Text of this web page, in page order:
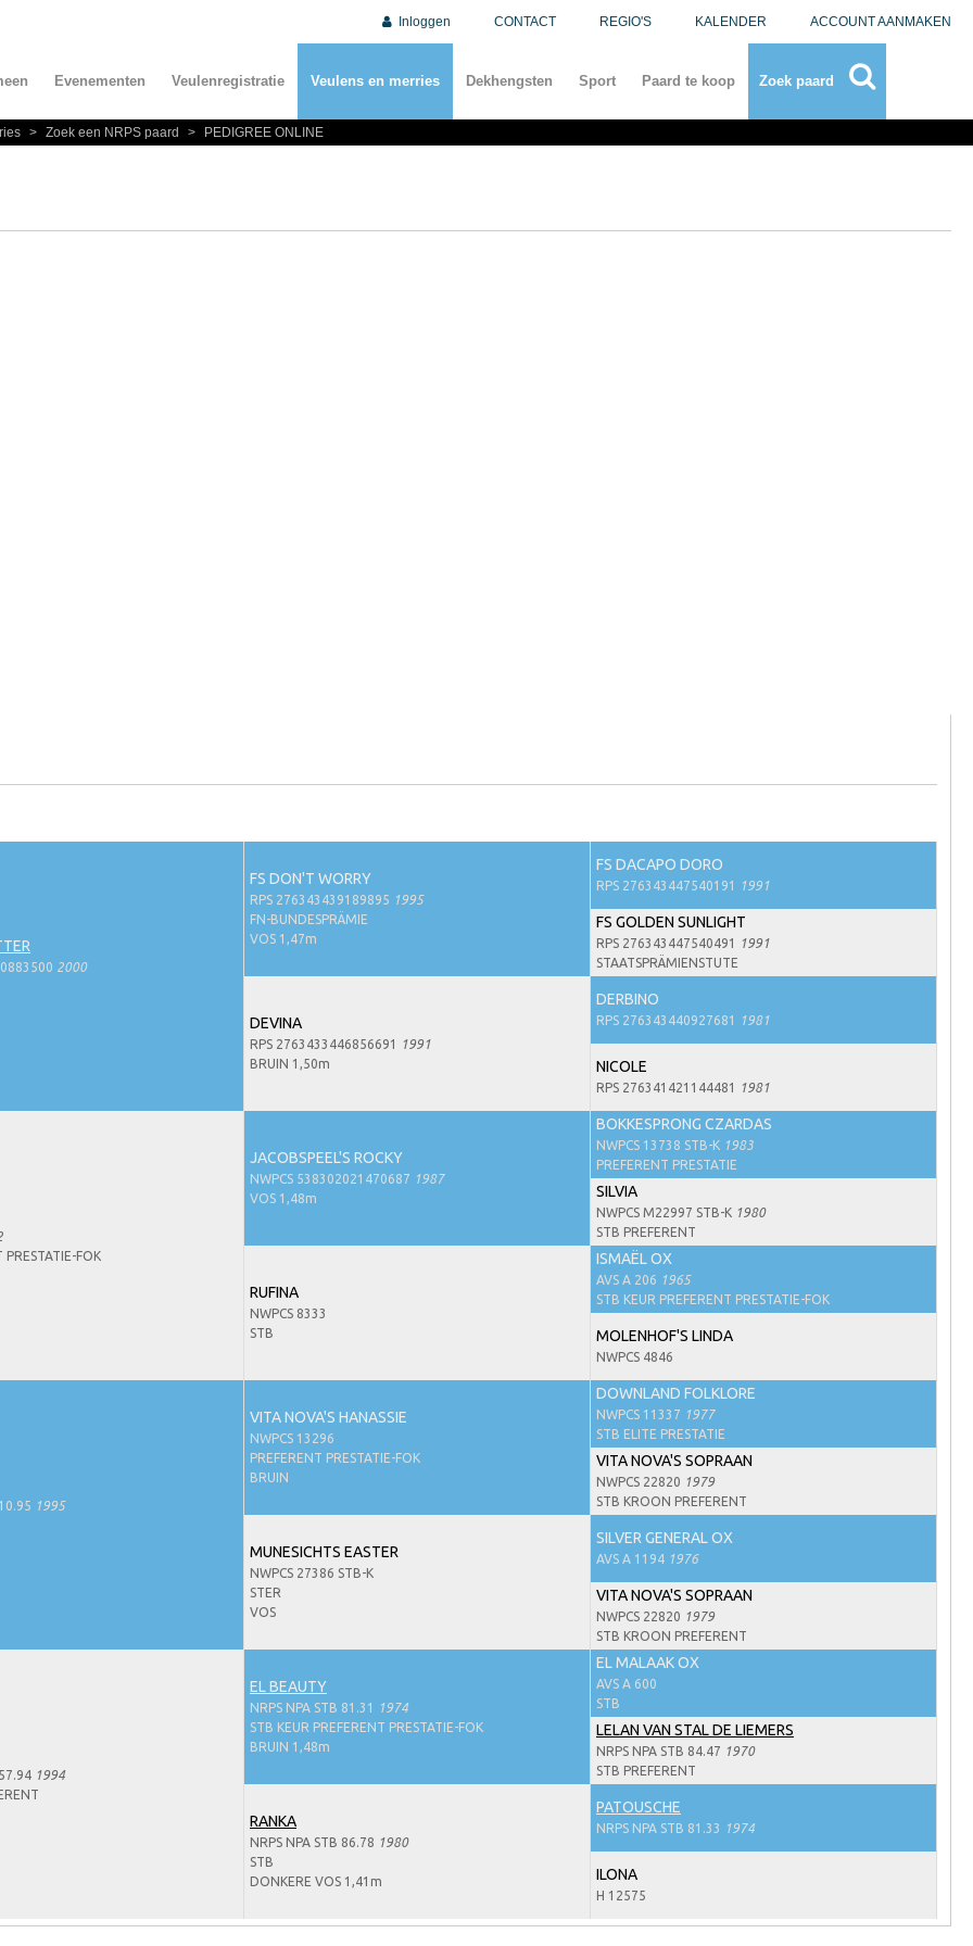
Inloggen CONTACT REGIO'S KALENDER ACCOUNT AANMAKEN
Evenementen Veulenregistratie Veulens en merries Dekhengsten Sport Paard te koop Zoek paard
> Zoek een NRPS paard > PEDIGREE ONLINE
2000
FS DON'T WORRY
RPS 276343439189895 1995
FN-BUNDESPRÄMIE
VOS 1,47m
FS DACAPO DORO
RPS 276343447540191 1991
FS GOLDEN SUNLIGHT
RPS 276343447540491
1991
STAATSPRÄMIENSTUTE
DEVINA
RPS 2763433446856691
1991
BRUIN 1,50m
DERBINO
RPS 276343440927681 1981
NICOLE
RPS 276341421144481 1981
PRESTATIE-FOK
JACOBSPEEL'S ROCKY
NWPCS 538302021470687 1987
VOS 1,48m
BOKKESPRONG CZARDAS
NWPCS 13738 STB-K 1983
PREFERENT PRESTATIE
SILVIA
NWPCS M22997 STB-K 1980
STB PREFERENT
RUFINA
NWPCS 8333
STB
ISMAËL OX
AVS A 206 1965
STB KEUR PREFERENT PRESTATIE-FOK
MOLENHOF'S LINDA
NWPCS 4846
1995
VITA NOVA'S HANASSIE
NWPCS 13296
PREFERENT PRESTATIE-FOK
BRUIN
DOWNLAND FOLKLORE
NWPCS 11337 1977
STB ELITE PRESTATIE
VITA NOVA'S SOPRAAN
NWPCS 22820 1979
STB KROON PREFERENT
MUNESICHTS EASTER
NWPCS 27386 STB-K
STER
VOS
SILVER GENERAL OX
AVS A 1194 1976
VITA NOVA'S SOPRAAN
NWPCS 22820 1979
STB KROON PREFERENT
1994
EL BEAUTY
NRPS NPA STB 81.31
1974
STB KEUR PREFERENT PRESTATIE-FOK
BRUIN 1,48m
EL MALAAK OX
AVS A 600
STB
LELAN VAN STAL DE LIEMERS
NRPS NPA STB 84.47 1970
STB PREFERENT
RANKA
NRPS NPA STB 86.78 1980
STB
DONKERE VOS 1,41m
PATOUSCHE
NRPS NPA STB 81.33 1974
ILONA
H 12575